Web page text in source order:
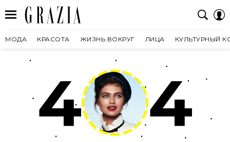
МОДА КРАСОТА ЖИЗНЬ ВОКРУГ ЛИЦА КУЛЬТУРНЫЙ
4 4